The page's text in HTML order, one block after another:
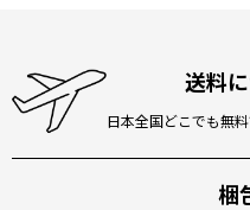
送料
日本全国どこでも無
梱